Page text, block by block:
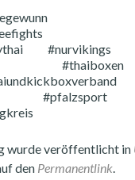
#nurvikings
#pfalzsport
wurde veröffentlicht in
den Permanentlink.